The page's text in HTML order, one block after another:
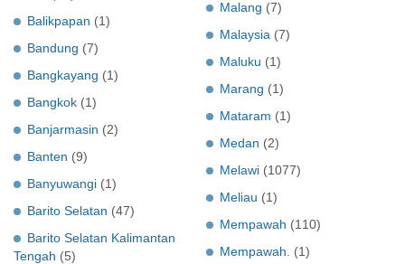
Balikpapan (1)
Bandung (7)
Bangkayang (1)
Bangkok (1)
Banjarmasin (2)
Banten (9)
Banyuwangi (1)
Barito Selatan (47)
Barito Selatan Kalimantan
Tengah (5)
Malang (7)
Malaysia (7)
Maluku (1)
Marang (1)
Mataram (1)
Medan (2)
Melawi (1077)
Meliau (1)
Mempawah (110)
Mempawah.
(1)